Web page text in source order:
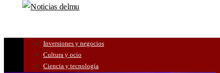
Inversiones y negocios
Cultura y ocio
Ciencia y tecnología